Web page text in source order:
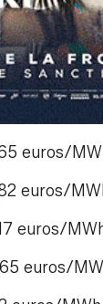
euros/
euros/
euros/
euros/